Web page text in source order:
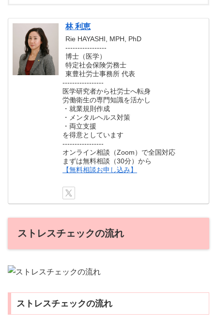
林 利恵
Rie HAYASHI, MPH, PhD
-----------------
博士（医学）
特定社会保険労務士
東豊社労士事務所 代表
-----------------
医学研究者から社労士へ転身
労働衛生の専門知識を活かし
・就業規則作成
・メンタルヘルス対策
・両立支援
を得意としています
-----------------
オンライン相談（Zoom）で全国対応
まずは無料相談（30分）から
【無料相談お申し込み】
ストレスチェックの流れ
ストレスチェックの流れ